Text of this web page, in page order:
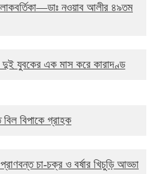
নওয়াব আলীর ৪৯তম
দুই যুবকের এক মাস করে কারাদণ্ড
বিপাকে গ্রাহক
চা-চক্র ও বর্ষার খিচুড়ি আড্ডা